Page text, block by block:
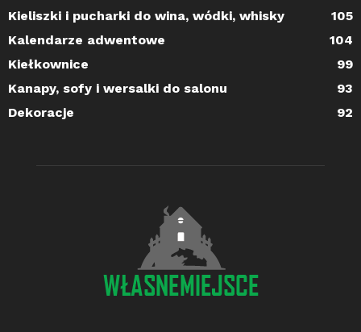
Kieliszki i pucharki do wina, wódki, whisky
105
Kalendarze adwentowe
104
Kiełkownice
99
Kanapy, sofy i wersalki do salonu
93
Dekoracje
92